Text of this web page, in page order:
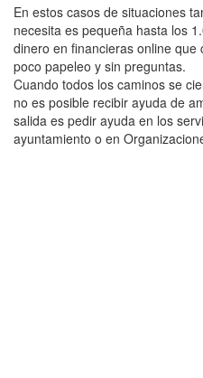
En estos casos de situaciones
necesita es pequeña hasta los
dinero en financieras online
poco papeleo y sin preguntas.
Cuando todos los caminos se
no es posible recibir ayuda de
salida es pedir ayuda en los
ayuntamiento o en